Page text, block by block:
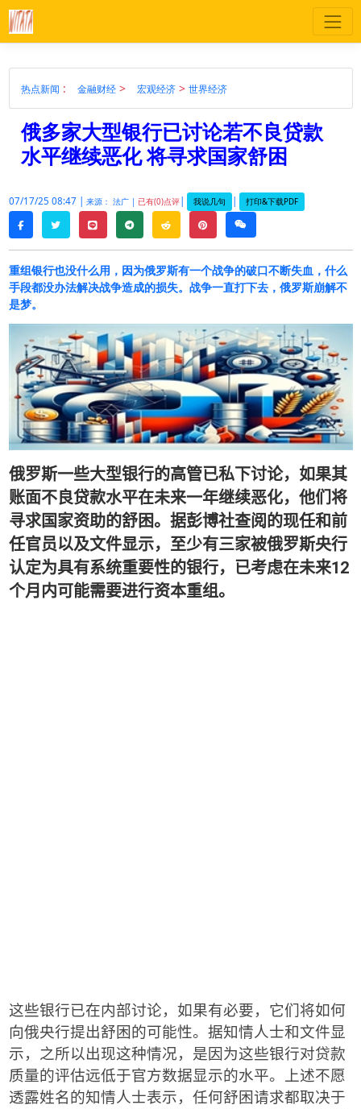
热点新闻 : 金融财经> 宏观经济 > 世界经济
俄多家大型银行已讨论若不良贷款
水平继续恶化 将寻求国家舒困
07/17/25 08:47 | 来源： 法广 | 已有(0)点评| 我说几句 | 打印&下载PDF
facebooktwitterline telegramreddit pinterestweixin
重组银行也没什么用，因为俄罗斯有一个战争的破口不断失血，什么
手段都没办法解决战争造成的损失。战争一直打下去，俄罗斯崩解不
是梦。
俄罗斯一些大型银行的高管已私下讨论，如果其
账面不良贷款水平在未来一年继续恶化，他们将
寻求国家资助的舒困。据彭博社查阅的现任和前
任官员以及文件显示，至少有三家被俄罗斯央行
认定为具有系统重要性的银行，已考虑在未来12
个月内可能需要进行资本重组。
这些银行已在内部讨论，如果有必要，它们将如何
向俄央行提出舒困的可能性。据知情人士和文件显
示，之所以出现这种情况，是因为这些银行对贷款
质量的评估远低于官方数据显示的水平。上述不愿
透露姓名的知情人士表示，任何舒困请求都取决于